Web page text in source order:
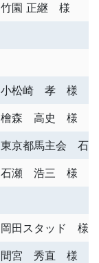
竹園 正継 様
小松崎 孝 様
檜森 高史 様
東京都馬主会 石
石瀬 浩三 様
岡田スタッド 様
間宮 秀直 様